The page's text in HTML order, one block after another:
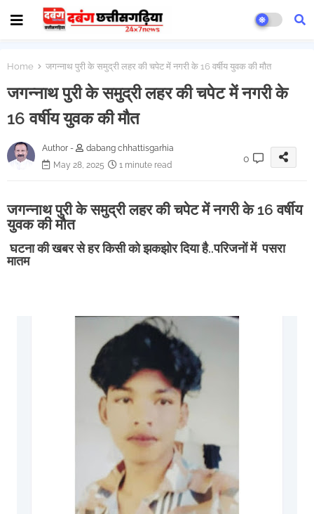
Home जगन्नाथ पुरी के समुद्री लहर की चपेट में नगरी के 16 वर्षीय युवक की मौत
जगन्नाथ पुरी के समुद्री लहर की चपेट में नगरी के
16 वर्षीय युवक की मौत
Author -
dabang chhattisgarhia
May 28, 2025
1 minute read
0
जगन्नाथ पुरी के समुद्री लहर की चपेट में नगरी के 16 वर्षीय
युवक की मौत
घटना की खबर से हर किसी को झकझोर दिया है..परिजनों में पसरा
मातम